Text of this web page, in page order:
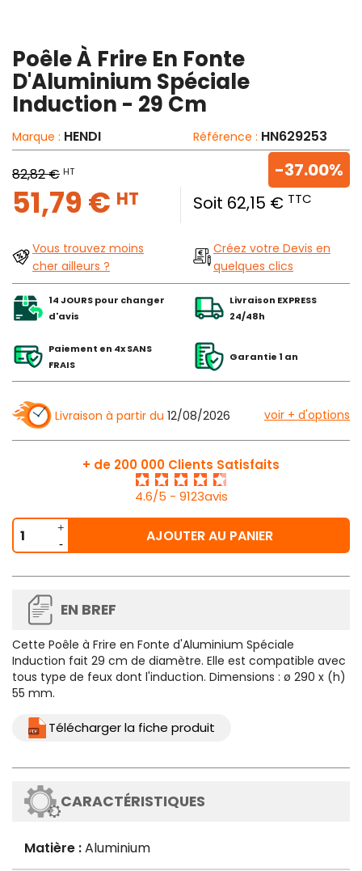
Poêle À Frire En Fonte
D'Aluminium Spéciale
Induction - 29 Cm
Marque : HENDI Référence : HN629253
82,82 € HT
51,79 € HT Soit 62,15 € TTC
-37.00%
Vous trouvez moins
cher ailleurs ?
Créez votre Devis en
quelques clics
14 JOURS pour changer
d'avis
Livraison EXPRESS
24/48h
Paiement en 4x SANS
FRAIS
Garantie 1 an
Livraison à partir du 12/08/2026 voir + d'options
+ de 200 000 Clients Satisfaits
4.6/5 - 9123avis
AJOUTER AU PANIER
EN BREF
Cette Poêle à Frire en Fonte d'Aluminium Spéciale
Induction fait 29 cm de diamètre. Elle est compatible avec
tous type de feux dont l'induction. Dimensions : ø 290 x (h)
55 mm.
Télécharger la fiche produit
CARACTÉRISTIQUES
Matière :Aluminium